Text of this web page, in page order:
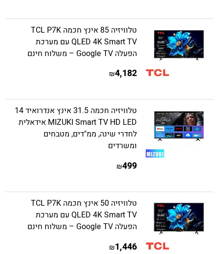
טלוויזיה 85 אינץ חכמה TCL P7K
QLED 4K Smart TV עם מערכת
הפעלה Google TV – משלוח חינם
4,182
₪
טלוויזיה חכמה 31.5 אינץ אנדרואיד 14
MIZUKI Smart TV HD LED אידאלית
לחדרי שינה, ממ"דים, מטבחים
ומשרדים
499
₪
טלוויזיה 50 אינץ חכמה TCL P7K
QLED 4K Smart TV עם מערכת
הפעלה Google TV – משלוח חינם
1,446
₪